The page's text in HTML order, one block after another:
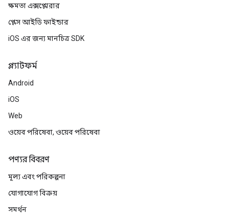
ক্ষমতা এক্সপ্লোরার
প্লেস আইডি ফাইন্ডার
iOS এর জন্য মানচিত্র SDK
প্ল্যাটফর্ম
Android
iOS
Web
ওয়েব পরিষেবা, ওয়েব পরিষেবা
পণ্যর বিবরণ
মূল্য এবং পরিকল্পনা
যোগাযোগ বিক্রয়
সমর্থন